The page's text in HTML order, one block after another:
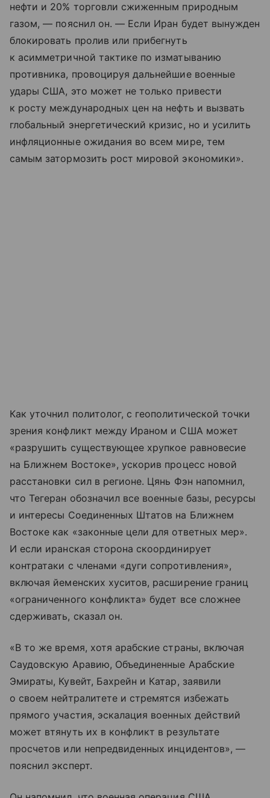
нефти и 20% торговли сжиженным природным
газом, — пояснил он. — Если Иран будет вынужден
блокировать пролив или прибегнуть
к асимметричной тактике по изматыванию
противника, провоцируя дальнейшие военные
удары США, это может не только привести
к росту международных цен на нефть и вызвать
глобальный энергетический кризис, но и усилить
инфляционные ожидания во всем мире, тем
самым затормозить рост мировой экономики».
Как уточнил политолог, с геополитической точки
зрения конфликт между Ираном и США может
«разрушить существующее хрупкое равновесие
на Ближнем Востоке», ускорив процесс новой
расстановки сил в регионе. Цянь Фэн напомнил,
что Тегеран обозначил все военные базы, ресурсы
и интересы Соединенных Штатов на Ближнем
Востоке как «законные цели для ответных мер».
И если иранская сторона скоординирует
контратаки с членами «дуги сопротивления»,
включая йеменских хуситов, расширение границ
«ограниченного конфликта» будет все сложнее
сдерживать, сказал он.
«В то же время, хотя арабские страны, включая
Саудовскую Аравию, Объединенные Арабские
Эмираты, Кувейт, Бахрейн и Катар, заявили
о своем нейтралитете и стремятся избежать
прямого участия, эскалация военных действий
может втянуть их в конфликт в результате
просчетов или непредвиденных инцидентов», —
пояснил эксперт.